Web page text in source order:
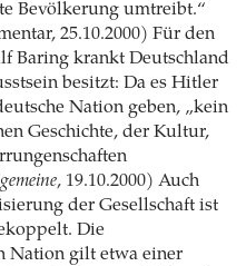
Bevölkerung umtreibt.“
25.10.2000) Für den
Baring krankt Deutschland
besitzt: Da es Hitler
Nation geben, „kein
Geschichte, der Kultur,
, 19.10.2000) Auch
der Gesellschaft ist
Die
Nation gilt etwa einer